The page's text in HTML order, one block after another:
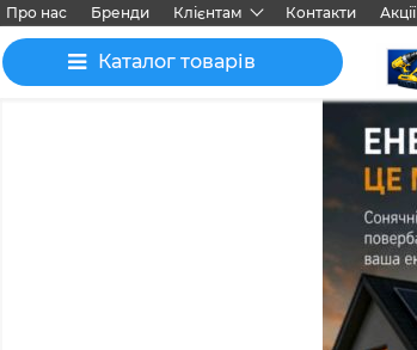
Про нас Бренди Клієнтам Контакти Акції
Каталог товарів